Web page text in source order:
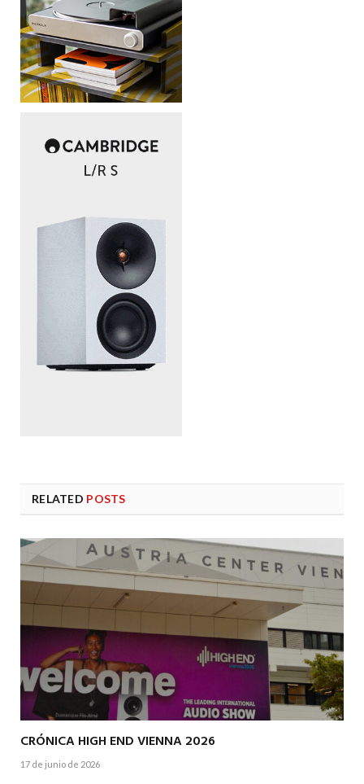
RELATED POSTS
CRÓNICA HIGH END VIENNA 2026
17 de junio de 2026